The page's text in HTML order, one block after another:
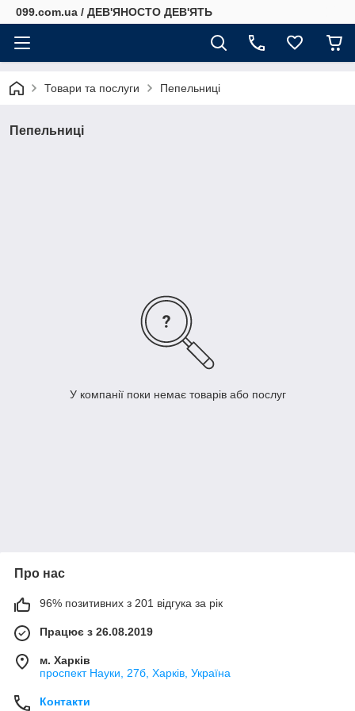
099.com.ua / ДЕВ'ЯНОСТО ДЕВ'ЯТЬ
Товари та послуги Пепельниці
Пепельниці
У компанії поки немає товарів або послуг
Про нас
96% позитивних з 201 відгука за рік
Працює з 26.08.2019
м. Харків
проспект Науки, 27б, Харків, Україна
Контакти